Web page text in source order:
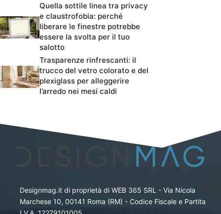
Quella sottile linea tra privacy
e claustrofobia: perché
liberare le finestre potrebbe
essere la svolta per il tuo
salotto
Trasparenze rinfrescanti: il
trucco del vetro colorato e del
plexiglass per alleggerire
l’arredo nei mesi caldi
Designmag.it di proprietà di WEB 365 SRL - Via Nicola
Marchese 10, 00141 Roma (RM) - Codice Fiscale e Partita